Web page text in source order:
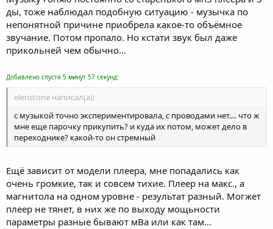
ды, тоже наблюдал подобную ситуацию - музычка по
непонятной причине приобрела какое-то объёмное
звучание. Потом пропало. Но кстати звук был даже
прикольней чем обычно...
Добавлено спустя 5 минут 57 секунд:
elenstone написал(а):
с музыкой точно экспериментировала, с проводами нет.... что ж
мне еще парочку прикупить? и куда их потом, может дело в
переходнике? какой-то он стремный
Ещё зависит от модели плеера, мне попадались как
очень громкие, так и совсем тихие. Плеер на макс., а
магнитола на одном уровне - результат разный. Могжет
плеер не тянет, в них же по выходу мощьности
параметры разные бывают мВа или как там...